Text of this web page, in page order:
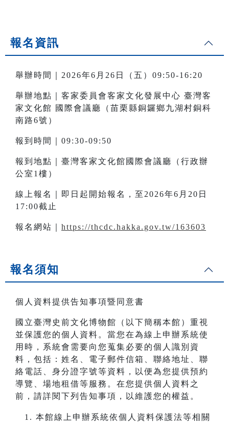
報名資訊
舉辦時間｜2026年6月26日（五）09:50-16:20
舉辦地點｜客家委員會客家文化發展中心 臺灣客
家文化館 國際會議廳（苗栗縣銅鑼鄉九湖村銅科
南路6號）
報到時間｜09:30-09:50
報到地點｜臺灣客家文化館國際會議廳（行政辦
公室1樓）
線上報名｜即日起開始報名，至2026年6月20日
17:00截止
報名網站｜ https://thcdc.hakka.gov.tw/163603
報名須知
個人資料提供告知事項暨同意書
國立臺灣史前文化博物館（以下簡稱本館）重視
並保護您的個人資料。當您在為線上申辦系統使
用時，系統會需要向您蒐集必要的個人識別資
料，包括：姓名、電子郵件信箱、聯絡地址、聯
絡電話、身分證字號等資料，以便為您提供預約
導覽、場地租借等服務。在您提供個人資料之
前，請詳閱下列告知事項，以維護您的權益。
本館線上申辦系統依個人資料保護法等相關